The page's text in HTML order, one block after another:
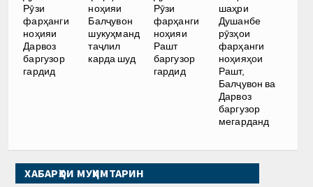
Рӯзи
фарҳанги
ноҳияи
Дарвоз
баргузор
гардид
ноҳияи
Балҷувон
шукуҳманд
таҷлил
карда шуд
Рӯзи
фарҳанги
ноҳияи
Рашт
баргузор
гардид
шаҳри
Душанбе
рӯзҳои
фарҳанги
ноҳияҳои
Рашт,
Балҷувон ва
Дарвоз
баргузор
мегарданд
ХАБАРҲОИ МУҲИМТАРИН